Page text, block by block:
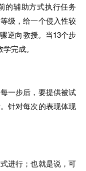
的辅助方式执行任务
级，给一个侵入性较
逆向教授。当13个步
完成。
一步后 ，要提供被试
针对每次的表现体现
进行；也就是说，可